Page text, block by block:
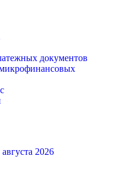
документов
2026